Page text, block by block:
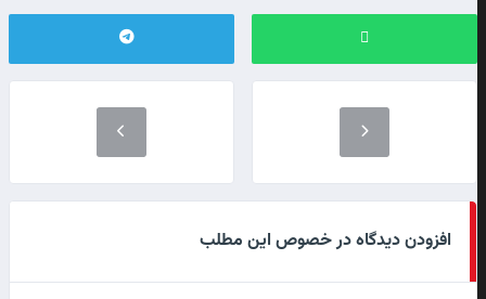
افزودن دیدگاه در خصوص این مطلب